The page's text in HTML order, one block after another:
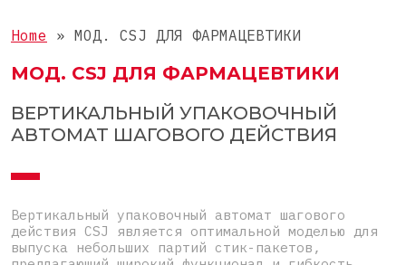
Таблетки
Мелкоштучные
Нестандартные
Пакет саше 4 шва
Дой-пак
Фигурный пакет
Пресклеенная коробка
Home » МОД. CSJ ДЛЯ ФАРМАЦЕВТИКИ
МОД. CSJ ДЛЯ ФАРМАЦЕВТИКИ
ВЕРТИКАЛЬНЫЙ УПАКОВОЧНЫЙ
АВТОМАТ ШАГОВОГО ДЕЙСТВИЯ
Вертикальный упаковочный автомат шагового
действия CSJ является оптимальной моделью для
выпуска небольших партий стик-пакетов,